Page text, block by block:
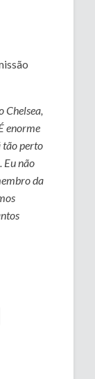
Chelsea,
enorme
tão perto
Eu não
da